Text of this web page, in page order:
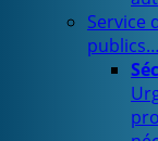
Service
publics…